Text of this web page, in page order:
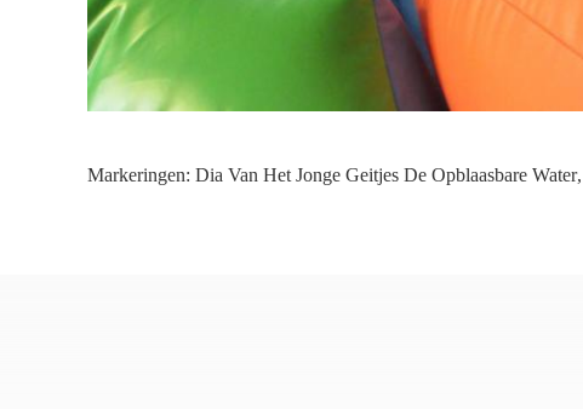
Markeringen: Dia Van Het Jonge Geitjes De Opblaasbare Water,